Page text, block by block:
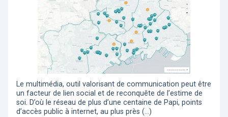
Le multimédia, outil valorisant de communication peut être
un facteur de lien social et de reconquête de l’estime de
soi. D’où le réseau de plus d’une centaine de Papi, points
d’accès public à internet, au plus près (…)